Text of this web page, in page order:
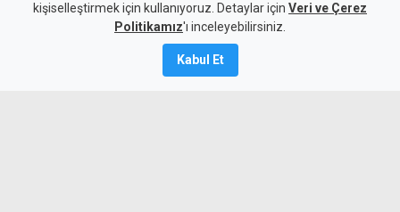
1.513 TL
kişiselleştirmek için kullanıyoruz. Detaylar için Veri ve Çerez
Politikamız'ı inceleyebilirsiniz.
Kabul Et